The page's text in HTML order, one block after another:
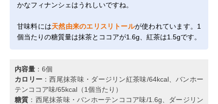
かなフィナンシェはうれしいですね。
甘味料には天然由来のエリスリトールが使われています。1
個当たりの糖質量は抹茶とココアが1.6g、紅茶は1.5gです。
内容量 ：6個
カロリー ：西尾抹茶味・ダージリン紅茶味/64kcal、バンホー
テンココア味/65kcal（1個当たり）
糖質 ：西尾抹茶味・バンホーテンココア味/1.6g、ダージリン